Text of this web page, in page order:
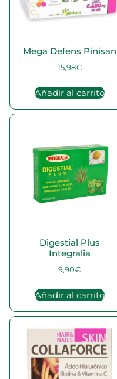
Mega Defens Pinisan
15,98€
Añadir al carrito
Digestial Plus
Integralia
9,90€
Añadir al carrito